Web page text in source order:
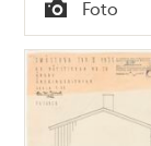
mot norr
Typ
Foto